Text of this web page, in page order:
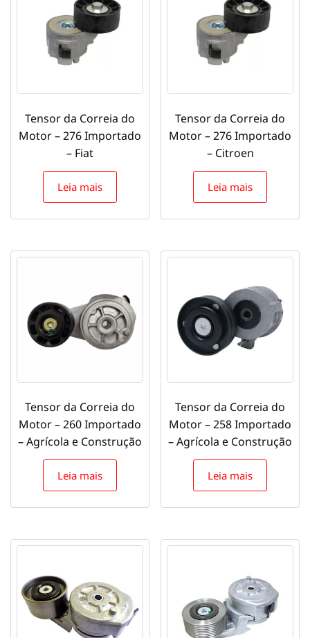
Tensor da Correia do
Motor – 276 Importado
– Fiat
Leia mais
Tensor da Correia do
Motor – 276 Importado
– Citroen
Leia mais
Tensor da Correia do
Motor – 260 Importado
– Agrícola e Construção
Leia mais
Tensor da Correia do
Motor – 258 Importado
– Agrícola e Construção
Leia mais